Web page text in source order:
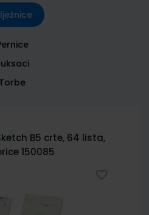
Torbe
B5 crte, 64 lista,
150085